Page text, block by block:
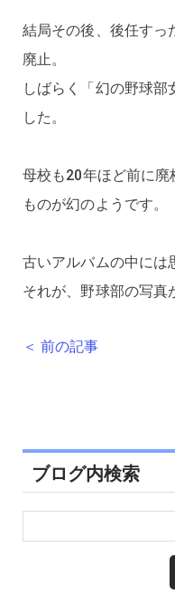
結局その後、後任すっ
廃止。
しばらく「幻の野球部
した。
母校も20年ほど前に
ものが幻のようです。
古いアルバムの中には
それが、野球部の写真
＜ 前の記事
ブログ内検索